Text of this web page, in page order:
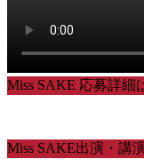
Miss SAKE 応募詳細
Miss SAKE出演・講